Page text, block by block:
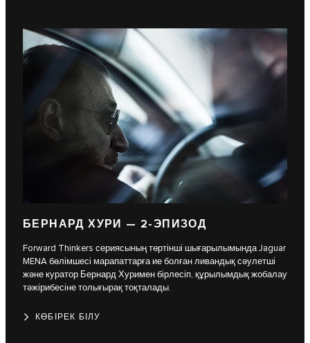
БЕРНАРД ХУРИ — 2-ЭПИЗОД
Forward Thinkers сериясының төртінші шығарылымында Jaguar
MENA бөлімшесі марапаттарға ие болған ливандық сәулетші
және куратор Бернард Хуримен бірлесіп, құрылымдық жобалау
тәжірибесіне толығырақ тоқталады.
КӨБІРЕК БІЛУ